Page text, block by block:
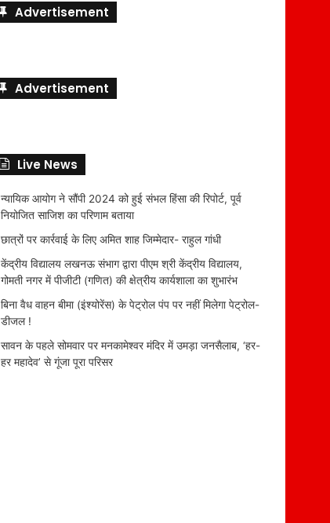
Advertisement
Advertisement
Live News
न्यायिक आयोग ने सौंपी 2024 को हुई संभल हिंसा की रिपोर्ट, पूर्व
नियोजित साजिश का परिणाम बताया
छात्रों पर कार्रवाई के लिए अमित शाह जिम्मेदार- राहुल गांधी
केंद्रीय विद्यालय लखनऊ संभाग द्वारा पीएम श्री केंद्रीय विद्यालय,
गोमती नगर में पीजीटी (गणित) की क्षेत्रीय कार्यशाला का शुभारंभ
बिना वैध वाहन बीमा (इंश्योरेंस) के पेट्रोल पंप पर नहीं मिलेगा पेट्रोल-
डीजल !
सावन के पहले सोमवार पर मनकामेश्वर मंदिर में उमड़ा जनसैलाब, ‘हर-
हर महादेव’ से गूंजा पूरा परिसर